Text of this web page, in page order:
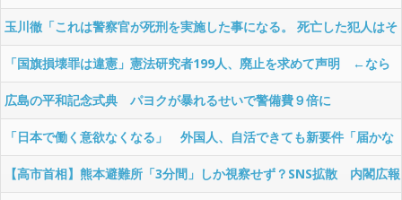
トナム国籍8人逮捕
玉川徹「これは警察官が死刑を実施した事になる。 死亡した犯人はそ
れほどの罪だったのか？」
「国旗損壊罪は違憲」憲法研究者199人、廃止を求めて声明 ←なら
国旗破損して逮捕されて裁判すれば
広島の平和記念式典 パヨクが暴れるせいで警備費９倍に
「日本で働く意欲なくなる」 外国人、自活できても新要件「届かな
い」…永住許可厳格化で「日本離れ」か
【高市首相】熊本避難所「3分間」しか視察せず？SNS拡散 内閣広報